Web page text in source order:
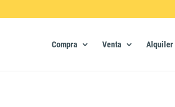
Compra Venta Alquiler